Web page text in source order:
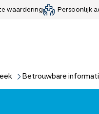
waardering Persoonlijk
Jouw
Betrouwbare